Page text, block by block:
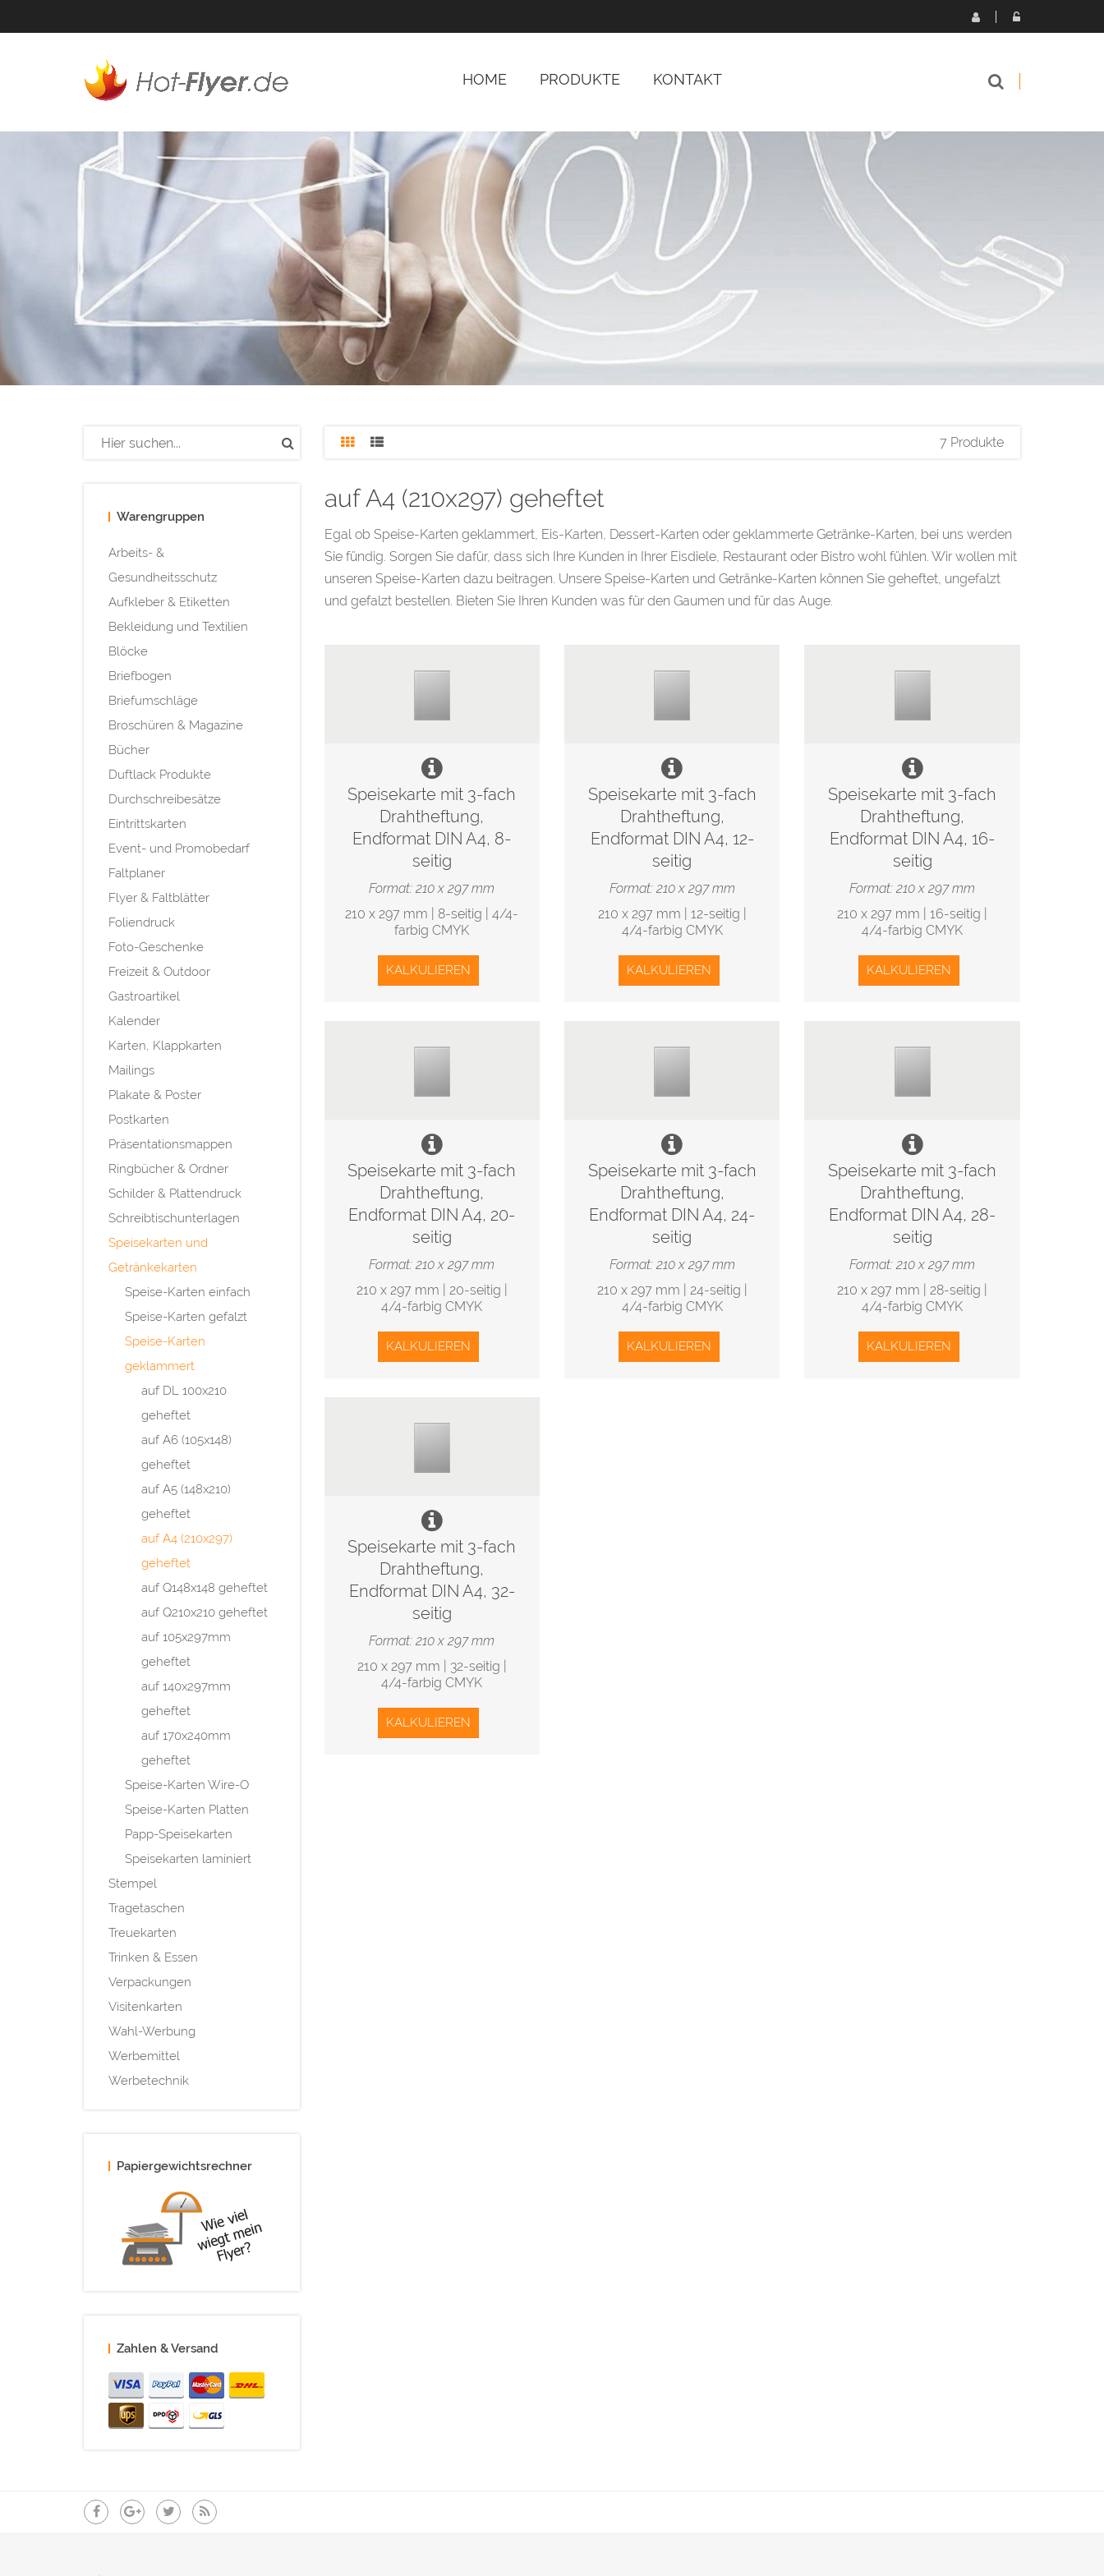
HOME PRODUKTE KONTAKT
Warengruppen
Arbeits- &
Gesundheitsschutz
Aufkleber & Etiketten
Bekleidung und Textilien
Blöcke
Briefbogen
Briefumschläge
Broschüren & Magazine
Bücher
Duftlack Produkte
Durchschreibesätze
Eintrittskarten
Event- und Promobedarf
Faltplaner
Flyer & Faltblätter
Foliendruck
Foto-Geschenke
Freizeit & Outdoor
Gastroartikel
Kalender
Karten, Klappkarten
Mailings
Plakate & Poster
Postkarten
Präsentationsmappen
Ringbücher & Ordner
Schilder & Plattendruck
Schreibtischunterlagen
Speisekarten und
Getränkekarten
Speise-Karten einfach
Speise-Karten gefalzt
Speise-Karten
geklammert
auf DL 100x210
geheftet
auf A6 (105x148)
geheftet
auf A5 (148x210)
geheftet
auf A4 (210x297)
geheftet
auf Q148x148 geheftet
auf Q210x210 geheftet
auf 105x297mm
geheftet
auf 140x297mm
geheftet
auf 170x240mm
geheftet
Speise-Karten Wire-O
Speise-Karten Platten
Papp-Speisekarten
Speisekarten laminiert
Stempel
Tragetaschen
Treuekarten
Trinken & Essen
Verpackungen
Visitenkarten
Wahl-Werbung
Werbemittel
Werbetechnik
Papiergewichtsrechner
Zahlen & Versand
7 Produkte
auf A4 (210x297) geheftet
Egal ob Speise-Karten geklammert, Eis-Karten, Dessert-Karten oder geklammerte Getränke-Karten, bei uns werden
Sie fündig. Sorgen Sie dafür, dass sich Ihre Kunden in Ihrer Eisdiele, Restaurant oder Bistro wohl fühlen. Wir wollen mit
unseren Speise-Karten dazu beitragen. Unsere Speise-Karten und Getränke-Karten können Sie geheftet, ungefalzt
und gefalzt bestellen. Bieten Sie Ihren Kunden was für den Gaumen und für das Auge.
Speisekarte mit 3-fach
Drahtheftung,
Endformat DIN A4, 8-
seitig
Format: 210 x 297 mm
210 x 297 mm | 8-seitig | 4/4-
farbig CMYK
KALKULIEREN
Speisekarte mit 3-fach
Drahtheftung,
Endformat DIN A4, 12-
seitig
Format: 210 x 297 mm
210 x 297 mm | 12-seitig |
4/4-farbig CMYK
KALKULIEREN
Speisekarte mit 3-fach
Drahtheftung,
Endformat DIN A4, 16-
seitig
Format: 210 x 297 mm
210 x 297 mm | 16-seitig |
4/4-farbig CMYK
KALKULIEREN
Speisekarte mit 3-fach
Drahtheftung,
Endformat DIN A4, 20-
seitig
Format: 210 x 297 mm
210 x 297 mm | 20-seitig |
4/4-farbig CMYK
KALKULIEREN
Speisekarte mit 3-fach
Drahtheftung,
Endformat DIN A4, 24-
seitig
Format: 210 x 297 mm
210 x 297 mm | 24-seitig |
4/4-farbig CMYK
KALKULIEREN
Speisekarte mit 3-fach
Drahtheftung,
Endformat DIN A4, 28-
seitig
Format: 210 x 297 mm
210 x 297 mm | 28-seitig |
4/4-farbig CMYK
KALKULIEREN
Speisekarte mit 3-fach
Drahtheftung,
Endformat DIN A4, 32-
seitig
Format: 210 x 297 mm
210 x 297 mm | 32-seitig |
4/4-farbig CMYK
KALKULIEREN